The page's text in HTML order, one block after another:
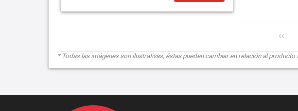
* Todas las imágenes son ilustrativas, éstas pueden cambiar en relación al producto